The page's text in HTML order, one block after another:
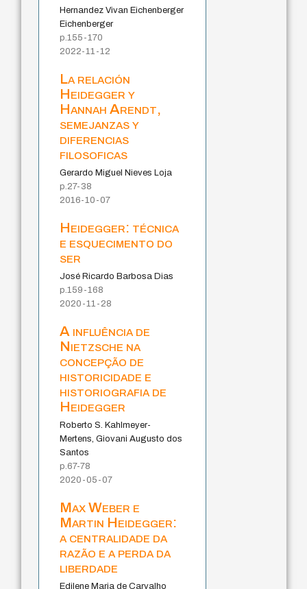
Hernandez Vivan Eichenberger
Eichenberger
p.155-170
2022-11-12
La relación
Heidegger y
Hannah Arendt,
semejanzas y
diferencias
filosoficas
Gerardo Miguel Nieves Loja
p.27-38
2016-10-07
Heidegger: técnica
e esquecimento do
ser
José Ricardo Barbosa Dias
p.159-168
2020-11-28
A influência de
Nietzsche na
concepção de
historicidade e
historiografia de
Heidegger
Roberto S. Kahlmeyer-
Mertens, Giovani Augusto dos
Santos
p.67-78
2020-05-07
Max Weber e
Martin Heidegger:
a centralidade da
razão e a perda da
liberdade
Edilene Maria de Carvalho